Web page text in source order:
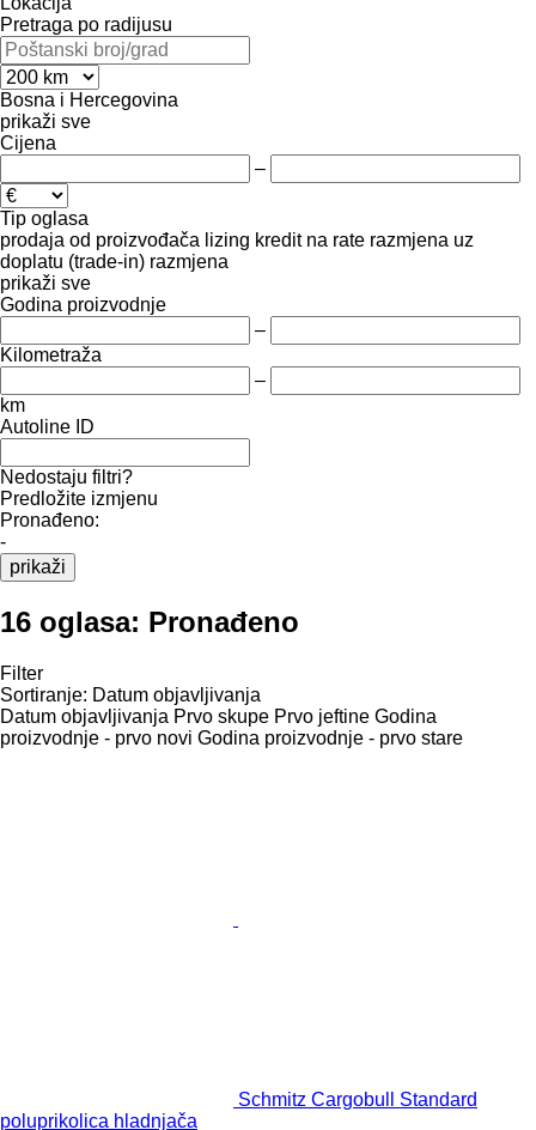
Pretraga po radijusu
Bosna i Hercegovina
prikaži sve
Cijena
–
Tip oglasa
prodaja od proizvođača lizing kredit na rate razmjena uz
doplatu (trade-in) razmjena
prikaži sve
Godina proizvodnje
–
Kilometraža
–
km
Autoline ID
Nedostaju filtri?
Predložite izmjenu
Pronađeno:
-
prikaži
16 oglasa: Pronađeno
Filter
Sortiranje: Datum objavljivanja
Datum objavljivanja Prvo skupe Prvo jeftine Godina
proizvodnje - prvo novi Godina proizvodnje - prvo stare
Schmitz Cargobull Standard
poluprikolica hladnjača